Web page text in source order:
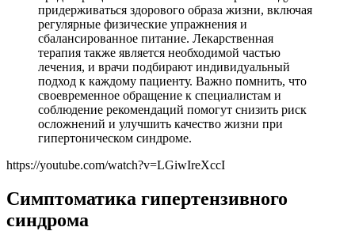
придерживаться здорового образа жизни, включая
регулярные физические упражнения и
сбалансированное питание. Лекарственная
терапия также является необходимой частью
лечения, и врачи подбирают индивидуальный
подход к каждому пациенту. Важно помнить, что
своевременное обращение к специалистам и
соблюдение рекомендаций помогут снизить риск
осложнений и улучшить качество жизни при
гипертоническом синдроме.
https://youtube.com/watch?v=LGiwIreXccI
Симптоматика гипертензивного
синдрома